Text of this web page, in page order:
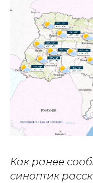
Как ранее
синоптик